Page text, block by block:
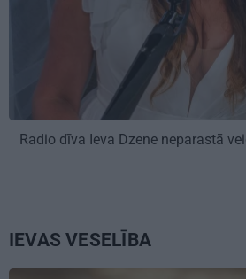
Radio dīva Ieva Dzene neparastā
IEVAS VESELĪBA